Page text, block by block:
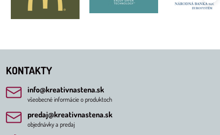
KONTAKTY
info​@kreativnastena​.sk
všeobecné informácie o produktoch
predaj​@kreativnastena​.sk
objednávky a predaj